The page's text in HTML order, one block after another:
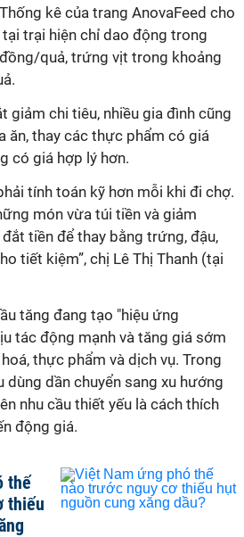
kê của trang AnovaFeed cho
trại hiện chỉ dao động trong
quả, trứng vịt trong khoảng
giảm chi tiêu, nhiều gia đình cũng
ăn, thay các thực phẩm có giá
có giá hợp lý hơn.
tính toán kỹ hơn mỗi khi đi chợ.
món vừa túi tiền và giảm
tiền để thay bằng trứng, đậu,
tiết kiệm”, chị Lê Thị Thanh (tại
tăng đang tạo "hiệu ứng
tác động mạnh và tăng giá sớm
thực phẩm và dịch vụ. Trong
dùng dần chuyển sang xu hướng
nhu cầu thiết yếu là cách thích
động giá.
thế
thiếu